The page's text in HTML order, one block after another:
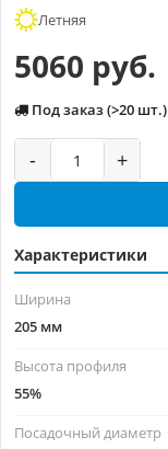
Летняя
5060 руб.
Под заказ (>20 шт.)
- +
Характеристики
Ширина
205 мм
Высота профиля
55%
Посадочный диаметр